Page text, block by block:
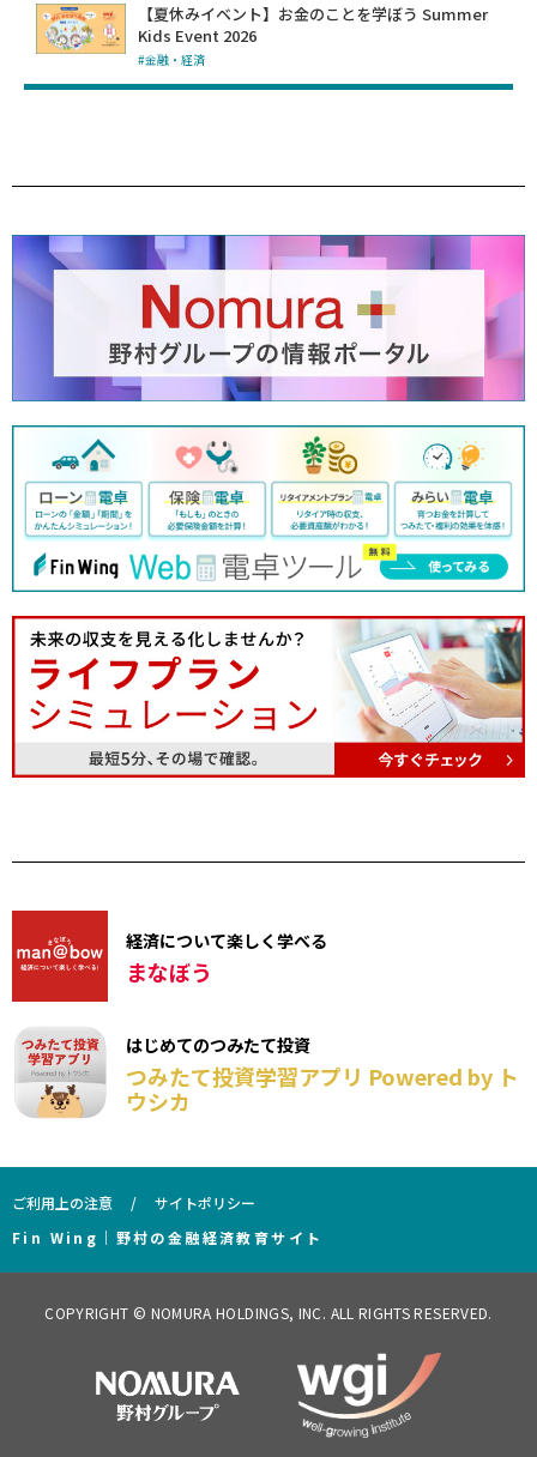
【夏休みイベント】お金のことを学ぼう Summer
Kids Event 2026
#金融・経済
経済について楽しく学べる
まなぼう
はじめてのつみたて投資
つみたて投資学習アプリ Powered by ト
ウシカ
ご利用上の注意
サイトポリシー
Fin Wing｜野村の金融経済教育サイト
COPYRIGHT © NOMURA HOLDINGS, INC. ALL RIGHTS RESERVED.